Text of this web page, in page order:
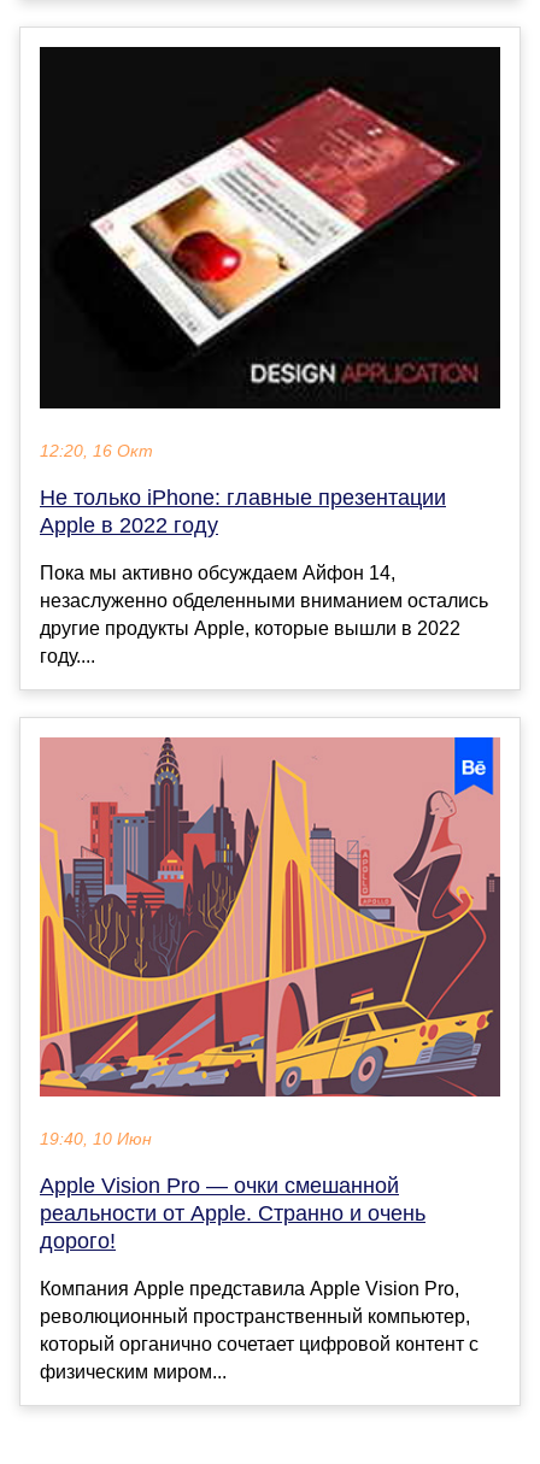
12:20, 16 Окт
Не только iPhone: главные презентации
Apple в 2022 году
Пока мы активно обсуждаем Айфон 14,
незаслуженно обделенными вниманием остались
другие продукты Apple, которые вышли в 2022
году....
19:40, 10 Июн
Apple Vision Pro — очки смешанной
реальности от Apple. Странно и очень
дорого!
Компания Apple представила Apple Vision Pro,
революционный пространственный компьютер,
который органично сочетает цифровой контент с
физическим миром...